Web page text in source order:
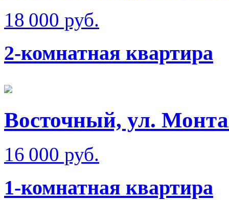
18 000 руб.
2-комнатная квартира
Восточный, ул.
16 000 руб.
1-комнатная квартира